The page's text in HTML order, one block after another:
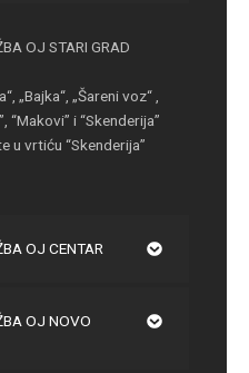
OJ STARI GRAD
„Bajka“, „Šareni voz“ ,
“Makovi” i “Skenderija”
u vrtiću “Skenderija”
OJ CENTAR
OJ NOVO